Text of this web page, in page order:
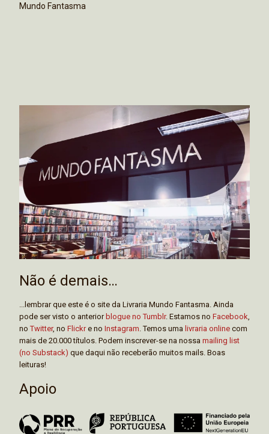
Mundo Fantasma
Não é demais…
...lembrar que este é o site da Livraria Mundo Fantasma. Ainda
pode ser visto o anteriorblogue no Tumblr. Estamos no Facebook
noTwitter, no Flickre no Instagram . Temos uma livraria online com
mais de 20.000 títulos. Podem inscrever-se na nossa mailing list
(no Substack) que daqui não receberão muitos mails. Boas
leituras!
Apoio